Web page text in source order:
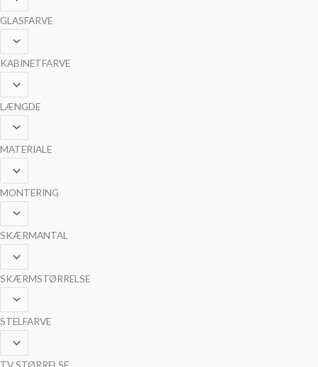
GLASFARVE
KABINETFARVE
LÆNGDE
MATERIALE
MONTERING
SKÆRMANTAL
SKÆRMSTØRRELSE
STELFARVE
TV STØRRELSE